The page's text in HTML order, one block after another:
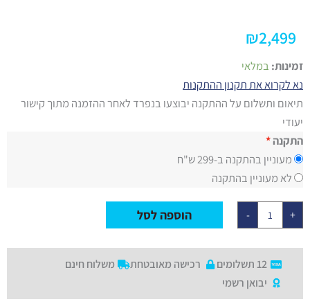
₪2,499
זמינות: במלאי
נא לקרוא את תקנון ההתקנות
תיאום ותשלום על ההתקנה יבוצעו בנפרד לאחר ההזמנה מתוך קישור
יעודי
התקנה
מעוניין בהתקנה ב-299 ש"ח
לא מעוניין בהתקנה
-
כמות
של
מאוורר
תקרה
ווסטינגהאוס
שחור/עץ
טבעי
עם
שלט,
DC
+ הוספה לסל
12 תשלומים רכישה מאובטחת
משלוח חינם
יבואן רשמי